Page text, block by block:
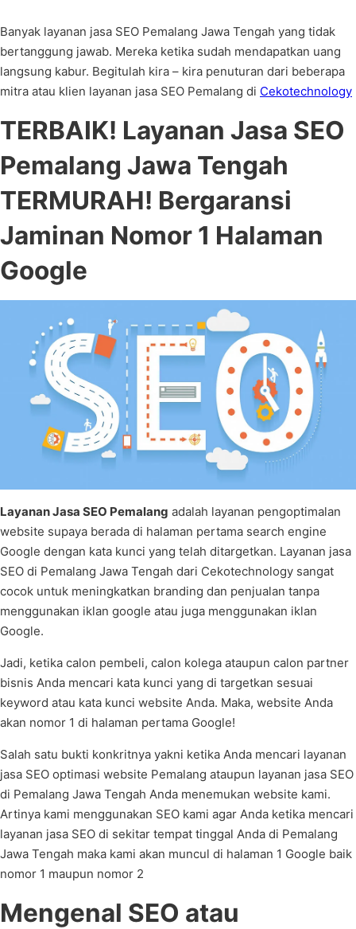
Banyak layanan jasa SEO Pemalang Jawa Tengah yang tidak
bertanggung jawab. Mereka ketika sudah mendapatkan uang
langsung kabur. Begitulah kira – kira penuturan dari beberapa
mitra atau klien layanan jasa SEO Pemalang di Cekotechnology
TERBAIK! Layanan Jasa SEO
Pemalang Jawa Tengah
TERMURAH! Bergaransi
Jaminan Nomor 1 Halaman
Google
Layanan Jasa SEO Pemalang adalah layanan pengoptimalan
website supaya berada di halaman pertama search engine
Google dengan kata kunci yang telah ditargetkan. Layanan jasa
SEO di Pemalang Jawa Tengah dari Cekotechnology sangat
cocok untuk meningkatkan branding dan penjualan tanpa
menggunakan iklan google atau juga menggunakan iklan
Google.
Jadi, ketika calon pembeli, calon kolega ataupun calon partner
bisnis Anda mencari kata kunci yang di targetkan sesuai
keyword atau kata kunci website Anda. Maka, website Anda
akan nomor 1 di halaman pertama Google!
Salah satu bukti konkritnya yakni ketika Anda mencari layanan
jasa SEO optimasi website Pemalang ataupun layanan jasa SEO
di Pemalang Jawa Tengah Anda menemukan website kami.
Artinya kami menggunakan SEO kami agar Anda ketika mencari
layanan jasa SEO di sekitar tempat tinggal Anda di Pemalang
Jawa Tengah maka kami akan muncul di halaman 1 Google baik
nomor 1 maupun nomor 2
Mengenal SEO atau